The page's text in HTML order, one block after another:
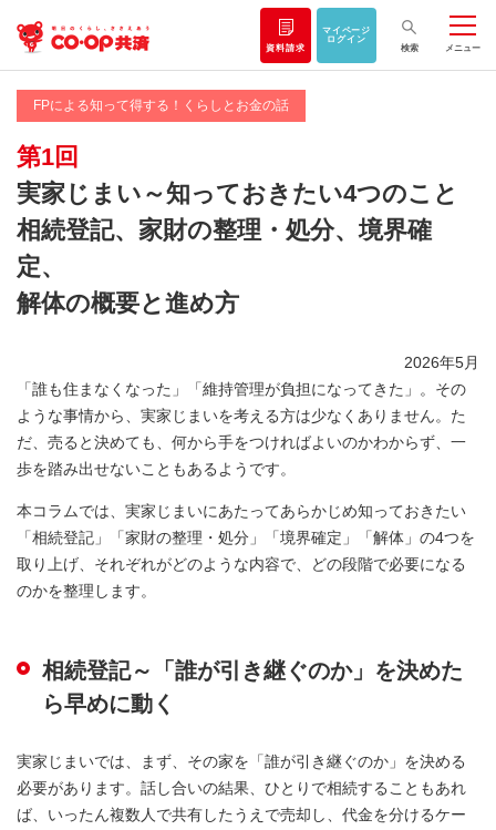
資料請求
マイページ
ログイン
検索
メニュー
FPによる知って得する！くらしとお金の話
第1回
実家じまい～知っておきたい4つのこと
相続登記、家財の整理・処分、境界確
定、
解体の概要と進め方
2026年5月
「誰も住まなくなった」「維持管理が負担になってきた」。その
ような事情から、実家じまいを考える方は少なくありません。た
だ、売ると決めても、何から手をつければよいのかわからず、一
歩を踏み出せないこともあるようです。
本コラムでは、実家じまいにあたってあらかじめ知っておきたい
「相続登記」「家財の整理・処分」「境界確定」「解体」の4つを
取り上げ、それぞれがどのような内容で、どの段階で必要になる
のかを整理します。
相続登記～「誰が引き継ぐのか」を決めた
ら早めに動く
実家じまいでは、まず、その家を「誰が引き継ぐのか」を決める
必要があります。話し合いの結果、ひとりで相続することもあれ
ば、いったん複数人で共有したうえで売却し、代金を分けるケー